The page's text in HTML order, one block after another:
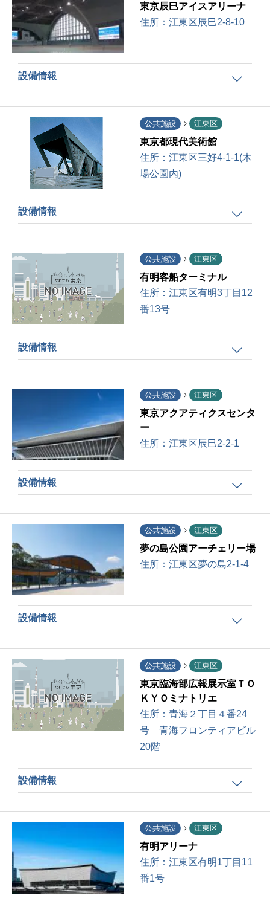
東京辰巳アイスアリーナ
住所： 江東区辰巳2-8-10
設備情報
公共施設 江東区
東京都現代美術館
住所： 江東区三好4-1-1(木
場公園内)
設備情報
公共施設 江東区
有明客船ターミナル
住所： 江東区有明3丁目12
番13号
設備情報
公共施設 江東区
東京アクアティクスセンタ
ー
住所： 江東区辰巳2-2-1
設備情報
公共施設 江東区
夢の島公園アーチェリー場
住所： 江東区夢の島2-1-4
設備情報
公共施設 江東区
東京臨海部広報展示室ＴＯ
ＫＹＯミナトリエ
住所： 青海２丁目４番24
号 青海フロンティアビル
20階
設備情報
公共施設 江東区
有明アリーナ
住所： 江東区有明1丁目11
番1号